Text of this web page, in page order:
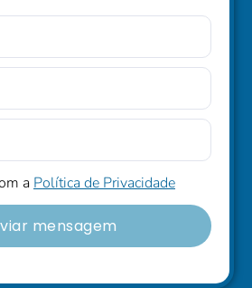
a Política de Privacidade
mensagem